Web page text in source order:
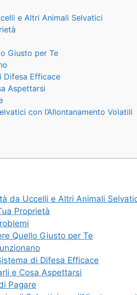
e Altri Animali Selvatici
Giusto per Te
Difesa Efficace
Aspettarsi
con l’Allontanamento Volatili
da Uccelli e Altri Animali
Proprietà
Quello Giusto per Te
di Difesa Efficace
e Cosa Aspettarsi
Pagare